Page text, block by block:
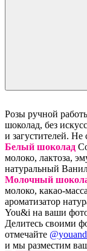
Розы ручной
шоколад, без
и загустителей.
Белый шоколад
молоко, лактоза,
натуральный
Молочный
молоко, какао-
ароматизатор
You&i на ваши
Делитесь своими
отмечайте
и мы разместим